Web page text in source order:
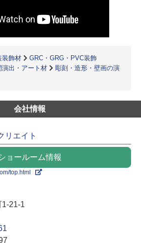
装飾材
GRC・GRG・PVC装飾
演出・アート材
彫刻・造形・壁画の演
会社情報
リエイト
ョールーム情報
top.html
21-1